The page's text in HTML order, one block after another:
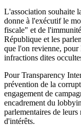
L'association souhaite
donne à l'exécutif le
fiscale" et de
République et les
que l'on revienne, pour
infractions dites
Pour Transparency
prévention de la
engagement de
encadrement du
parlementaires de leurs
d'intérêts.